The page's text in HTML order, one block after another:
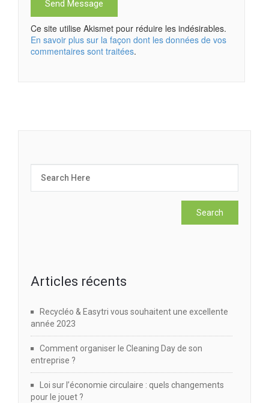
Ce site utilise Akismet pour réduire les indésirables.
En savoir plus sur la façon dont les données de vos
commentaires sont traitées.
Articles récents
Recycléo & Easytri vous souhaitent une excellente
année 2023
Comment organiser le Cleaning Day de son
entreprise ?
Loi sur l’économie circulaire : quels changements
pour le jouet ?